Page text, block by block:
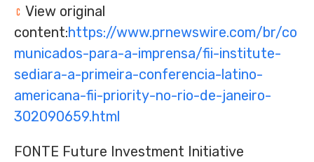
View original
content:https://www.prnewswire.com/br/co
municados-para-a-imprensa/fii-institute-
sediara-a-primeira-conferencia-latino-
americana-fii-priority-no-rio-de-janeiro-
302090659.html
FONTE Future Investment Initiative